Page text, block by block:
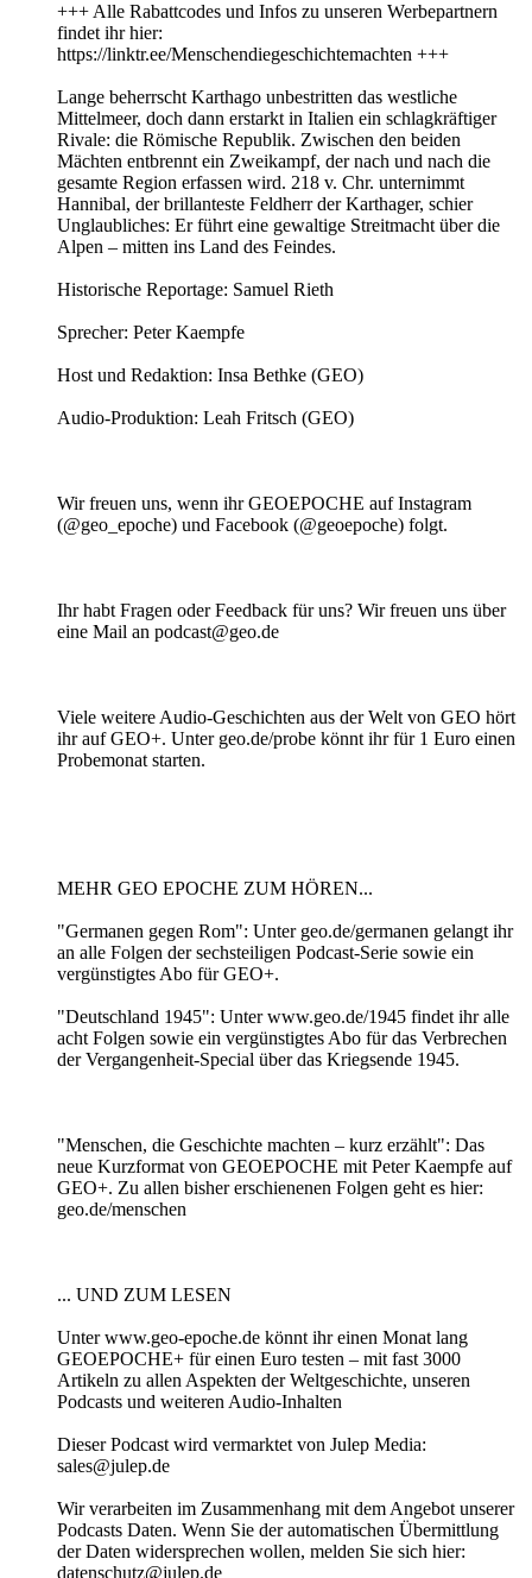
+++ Alle Rabattcodes und Infos zu unseren Werbepartnern
findet ihr hier:
https://linktr.ee/Menschendiegeschichtemachten +++
Lange beherrscht Karthago unbestritten das westliche
Mittelmeer, doch dann erstarkt in Italien ein schlagkräftiger
Rivale: die Römische Republik. Zwischen den beiden
Mächten entbrennt ein Zweikampf, der nach und nach die
gesamte Region erfassen wird. 218 v. Chr. unternimmt
Hannibal, der brillanteste Feldherr der Karthager, schier
Unglaubliches: Er führt eine gewaltige Streitmacht über die
Alpen – mitten ins Land des Feindes.
Historische Reportage: Samuel Rieth
Sprecher: Peter Kaempfe
Host und Redaktion: Insa Bethke (GEO)
Audio-Produktion: Leah Fritsch (GEO)
Wir freuen uns, wenn ihr GEOEPOCHE auf Instagram
(@geo_epoche) und Facebook (@geoepoche) folgt.
Ihr habt Fragen oder Feedback für uns? Wir freuen uns über
eine Mail an podcast@geo.de
Viele weitere Audio-Geschichten aus der Welt von GEO hört
ihr auf GEO+. Unter geo.de/probe könnt ihr für 1 Euro einen
Probemonat starten.
MEHR GEO EPOCHE ZUM HÖREN...
"Germanen gegen Rom": Unter geo.de/germanen gelangt ihr
an alle Folgen der sechsteiligen Podcast-Serie sowie ein
vergünstigtes Abo für GEO+.
"Deutschland 1945": Unter www.geo.de/1945 findet ihr alle
acht Folgen sowie ein vergünstigtes Abo für das Verbrechen
der Vergangenheit-Special über das Kriegsende 1945.
"Menschen, die Geschichte machten – kurz erzählt": Das
neue Kurzformat von GEOEPOCHE mit Peter Kaempfe auf
GEO+. Zu allen bisher erschienenen Folgen geht es hier:
geo.de/menschen
... UND ZUM LESEN
Unter www.geo-epoche.de könnt ihr einen Monat lang
GEOEPOCHE+ für einen Euro testen – mit fast 3000
Artikeln zu allen Aspekten der Weltgeschichte, unseren
Podcasts und weiteren Audio-Inhalten
Dieser Podcast wird vermarktet von Julep Media:
sales@julep.de
Wir verarbeiten im Zusammenhang mit dem Angebot unserer
Podcasts Daten. Wenn Sie der automatischen Übermittlung
der Daten widersprechen wollen, melden Sie sich hier:
datenschutz@julep.de